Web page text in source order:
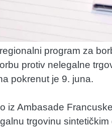
program za
protiv nelegalne
pokrenut je 9. juna.
iz Ambasade
trgovinu